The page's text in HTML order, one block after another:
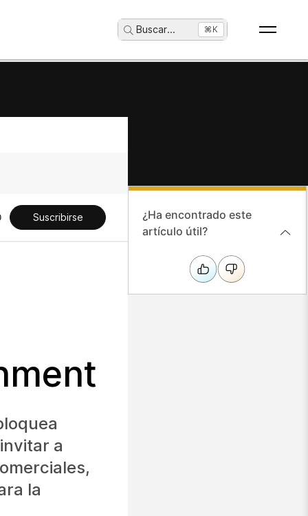
Buscar... ⌘K
Suscribirse
a
la
¿Ha encontrado este
artículo útil?